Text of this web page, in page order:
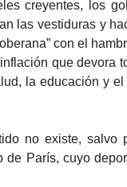
creyentes, los
las vestiduras y
con el
que devora
la educación y
no existe, salvo
París, cuyo